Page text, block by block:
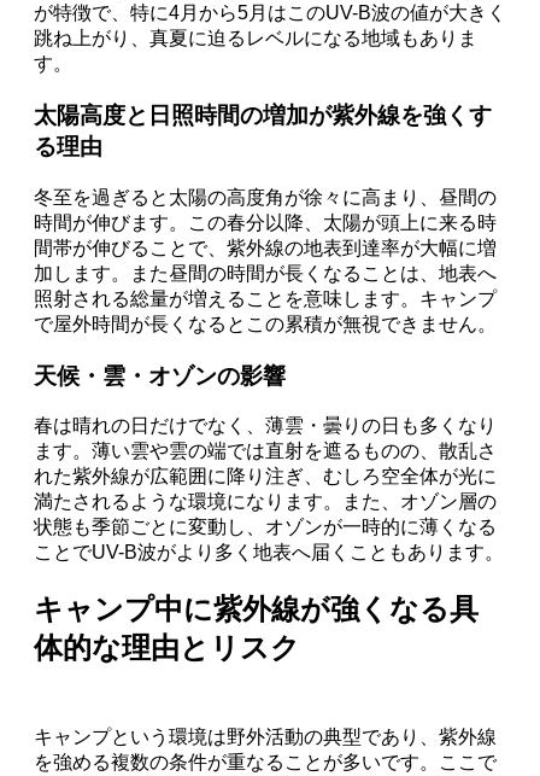
が特徴で、特に4月から5月はこのUV-B波の値が大きく
跳ね上がり、真夏に迫るレベルになる地域もありま
す。
太陽高度と日照時間の増加が紫外線を強くす
る理由
冬至を過ぎると太陽の高度角が徐々に高まり、昼間の
時間が伸びます。この春分以降、太陽が頭上に来る時
間帯が伸びることで、紫外線の地表到達率が大幅に増
加します。また昼間の時間が長くなることは、地表へ
照射される総量が増えることを意味します。キャンプ
で屋外時間が長くなるとこの累積が無視できません。
天候・雲・オゾンの影響
春は晴れの日だけでなく、薄雲・曇りの日も多くなり
ます。薄い雲や雲の端では直射を遮るものの、散乱さ
れた紫外線が広範囲に降り注ぎ、むしろ空全体が光に
満たされるような環境になります。また、オゾン層の
状態も季節ごとに変動し、オゾンが一時的に薄くなる
ことでUV-B波がより多く地表へ届くこともあります。
キャンプ中に紫外線が強くなる具
体的な理由とリスク
キャンプという環境は野外活動の典型であり、紫外線
を強める複数の条件が重なることが多いです。ここで